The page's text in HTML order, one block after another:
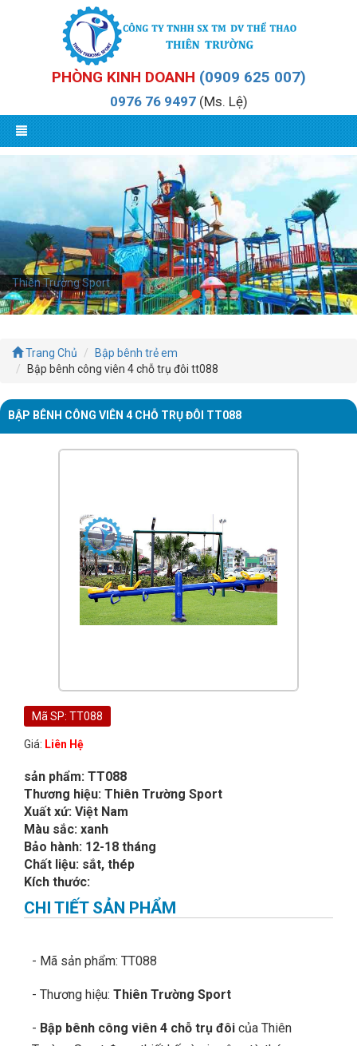
PHÒNG KINH DOANH (0909 625 007)
0976 76 9497(Ms. Lệ)
Thiên Trường Sport
Trang Chủ
Bập bênh trẻ em
Bập bênh công viên 4 chỗ trụ đôi tt088
BẬP BÊNH CÔNG VIÊN 4 CHỖ TRỤ ĐÔI TT088
Mã SP: TT088
Giá: Liên Hệ
sản phẩm: TT088
Thương hiệu: Thiên Trường Sport
Xuất xứ: Việt Nam
Màu sắc: xanh
Bảo hành: 12-18 tháng
Chất liệu: sắt, thép
Kích thước:
CHI TIẾT SẢN PHẨM
- Mã sản phẩm: TT088
- Thương hiệu: Thiên Trường Sport
- Bập bênh công viên 4 chỗ trụ đôi của Thiên